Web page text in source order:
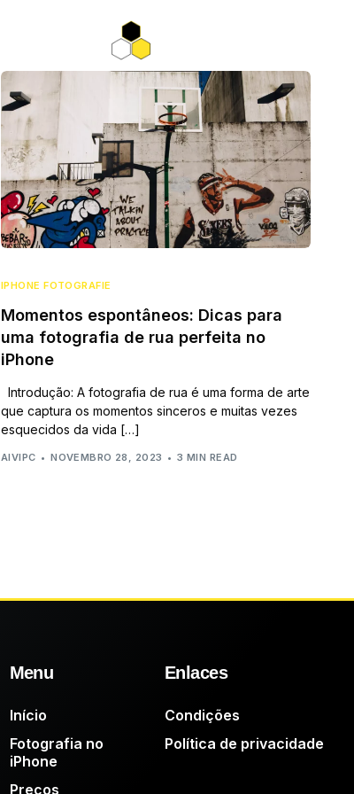
IPHONE FOTOGRAFIE
Momentos espontâneos: Dicas para
uma fotografia de rua perfeita no
iPhone
Introdução: A fotografia de rua é uma forma de arte
que captura os momentos sinceros e muitas vezes
esquecidos da vida […]
AIVIPC NOVEMBRO 28, 2023 3 MIN READ
Menu
Início
Fotografia no
iPhone
Preços
Enlaces
Condições
Política de privacidade